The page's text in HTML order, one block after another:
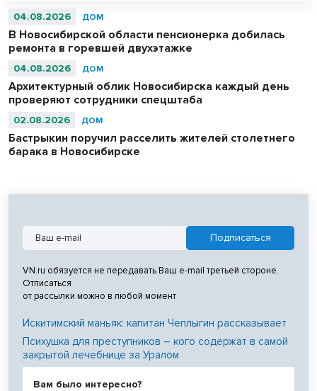
04.08.2026 ДОМ
В Новосибирской области пенсионерка добилась
ремонта в горевшей двухэтажке
04.08.2026 ДОМ
Архитектурный облик Новосибирска каждый день
проверяют сотрудники спецштаба
02.08.2026 ДОМ
Бастрыкин поручил расселить жителей столетнего
барака в Новосибирске
VN.ru обязуется не передавать Ваш e-mail третьей стороне.
Отписаться
от рассылки можно в любой момент
Искитимский маньяк: капитан Чеплыгин рассказывает
Психушка для преступников – кого содержат в самой
закрытой лечебнице за Уралом
Вам было интересно?